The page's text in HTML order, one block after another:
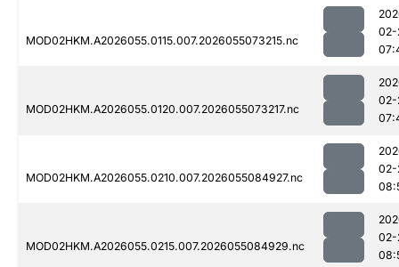
MOD02HKM.A2026055.0115.007.2026055073215.nc
02-
MOD02HKM.A2026055.0120.007.2026055073217.nc
02-
MOD02HKM.A2026055.0210.007.2026055084927.nc
02-
MOD02HKM.A2026055.0215.007.2026055084929.nc
02-